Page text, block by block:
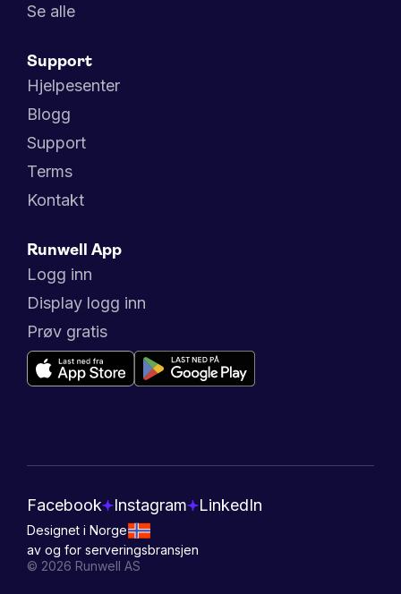
Se alle
Support
Hjelpesenter
Blogg
Support
Terms
Kontakt
Runwell App
Logg inn
Display logg inn
Prøv gratis
Facebook Instagram LinkedIn
Designet i Norge
av og for serveringsbransjen
© 2026 Runwell AS